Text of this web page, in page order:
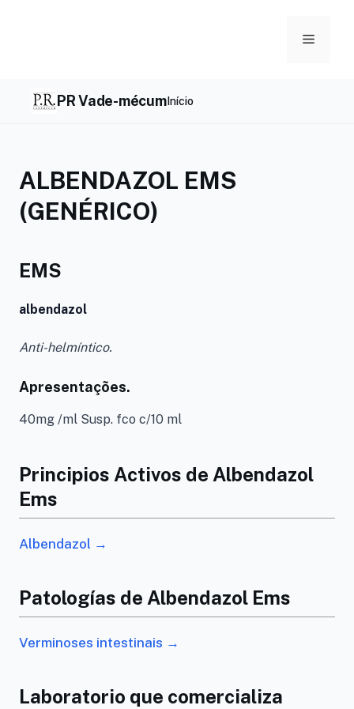
Menu
PR Vade-mécumInício
ALBENDAZOL EMS
(GENÉRICO)
EMS
albendazol
Anti-helmíntico.
Apresentações.
40mg /ml Susp. fco c/10 ml
Principios Activos de Albendazol
Ems
Albendazol →
Patologías de Albendazol Ems
Verminoses intestinais →
Laboratorio que comercializa